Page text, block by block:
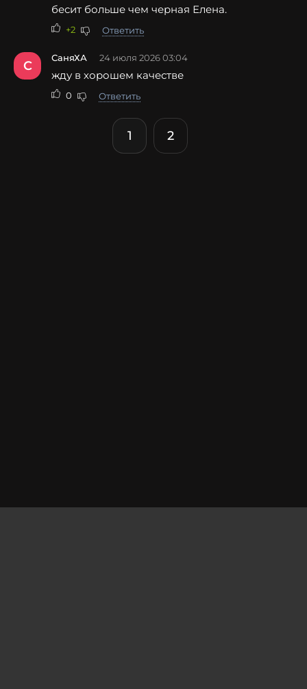
бесит больше чем черная Елена.
+2 Ответить
С
СаняХА 24 июля 2026 03:04
жду в хорошем качестве
0 Ответить
1 2